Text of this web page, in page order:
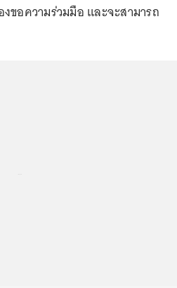
ขอความร่วมมือ และจะสามารถ